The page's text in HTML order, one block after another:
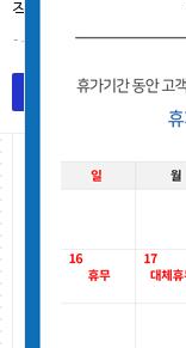
작업처리는 접수된
- 유지보수팀
작업요청
회원사 현황